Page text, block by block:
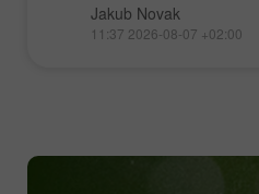
Jakub Novak
11:37 2026-08-07 +02:00